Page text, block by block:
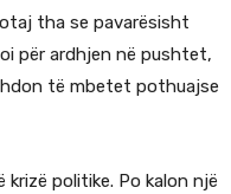
tha se pavarësisht
për ardhjen në pushtet,
të mbetet pothuajse
politike. Po kalon një